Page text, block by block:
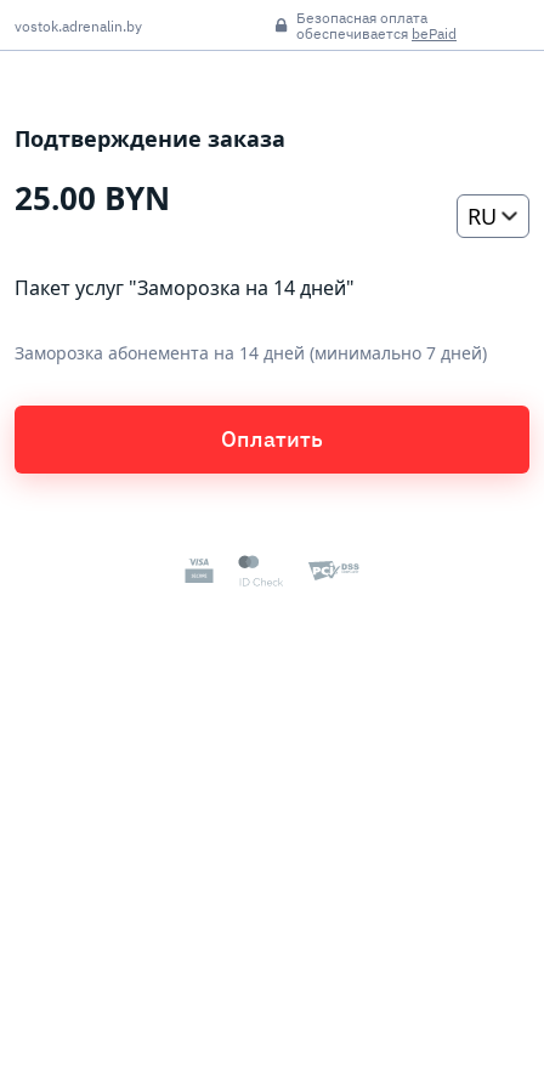
vostok.adrenalin.bу
Безопасная оплата
обеспечивается bePaid
Подтверждение заказа
25.00 BYN RU
Пакет услуг "Заморозка на 14 дней"
Заморозка абонемента на 14 дней (минимально 7 дней)
Оплатить